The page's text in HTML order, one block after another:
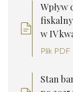
w IV
Plik PDF
Stan